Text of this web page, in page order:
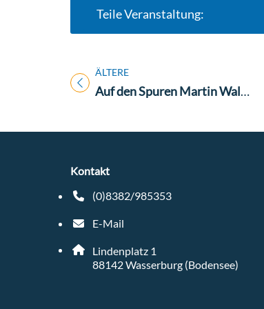
Teile Veranstaltung:
ÄLTERE
Titel für Veranstaltung
Auf den Spuren Martin Walsers
Kontakt
(0)8382/985353
Telefonnummer: 4 9 8 3 8 2 9 8 5 3 5 3
E-Mail
E-Mail Adresse: tourist-
Adresse:
Lindenplatz 1
88142, 8 8 1 4 2
Wasserburg (Bodensee)